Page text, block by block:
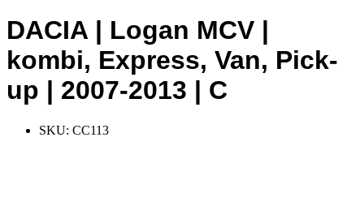
DACIA | Logan MCV |
kombi, Express, Van, Pick-
up | 2007-2013 | C
SKU: CC113